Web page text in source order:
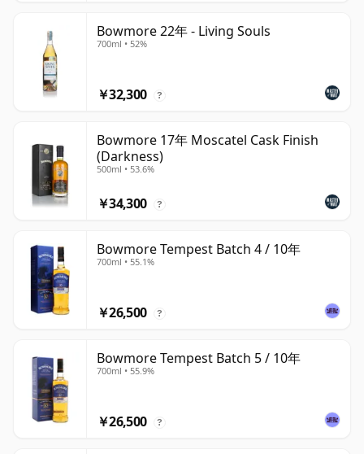
Bowmore 22年 - Living Souls
700ml • 52%
￥32,300 ?
Bowmore 17年 Moscatel Cask Finish
(Darkness)
500ml • 53.6%
￥34,300 ?
Bowmore Tempest Batch 4 / 10年
700ml • 55.1%
￥26,500 ?
Bowmore Tempest Batch 5 / 10年
700ml • 55.9%
￥26,500 ?